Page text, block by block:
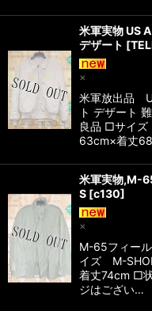
米軍実物 US
デザート [
×
米軍放出品
ト デザート
良品 □サイ
63cm×着丈
米軍実物,M-
S [c130]
×
M-65フィー
イズ M-
着丈74cm □
ジはござい…